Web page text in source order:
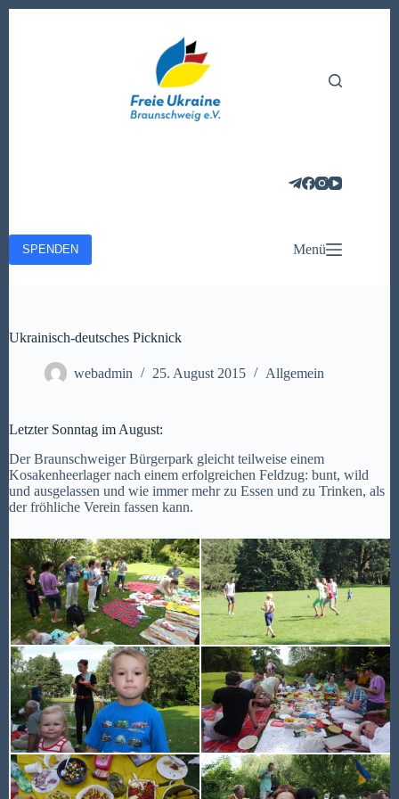
SPENDEN Menü
Ukrainisch-deutsches Picknick
webadmin 25. August 2015 Allgemein
Letzter Sonntag im August:
Der Braunschweiger Bürgerpark gleicht teilweise einem
Kosakenheerlager nach einem erfolgreichen Feldzug: bunt, wild
und ausgelassen und wie immer mehr zu Essen und zu Trinken, als
der fröhliche Verein fassen kann.